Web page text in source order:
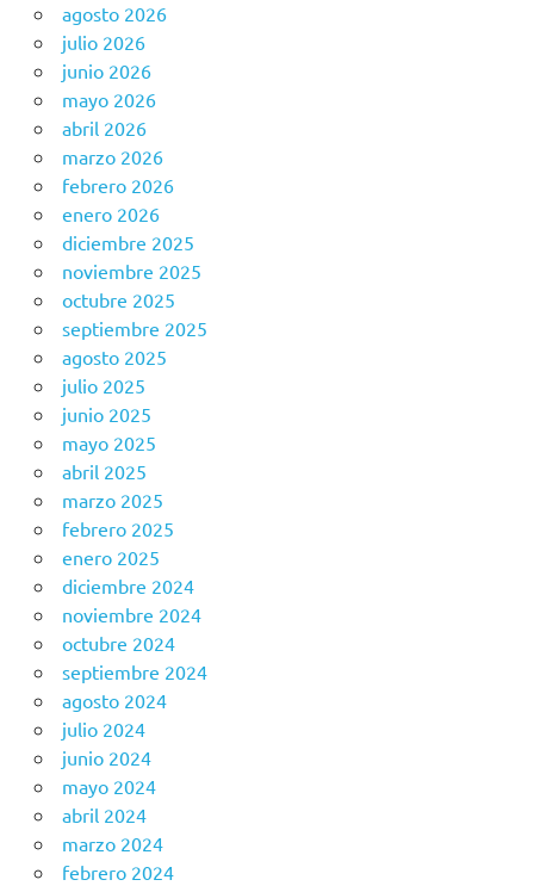
agosto 2026
julio 2026
junio 2026
mayo 2026
abril 2026
marzo 2026
febrero 2026
enero 2026
diciembre 2025
noviembre 2025
octubre 2025
septiembre 2025
agosto 2025
julio 2025
junio 2025
mayo 2025
abril 2025
marzo 2025
febrero 2025
enero 2025
diciembre 2024
noviembre 2024
octubre 2024
septiembre 2024
agosto 2024
julio 2024
junio 2024
mayo 2024
abril 2024
marzo 2024
febrero 2024